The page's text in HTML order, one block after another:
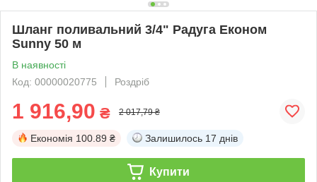
Шланг поливальний 3/4" Радуга Економ
Sunny 50 м
В наявності
Код: 00000020775
Роздріб
1 916,90 ₴ 2 017,79 ₴
Економія 100.89 ₴ Залишилось 17 днів
Купити